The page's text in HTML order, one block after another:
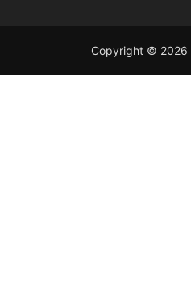
Copyright © 2026